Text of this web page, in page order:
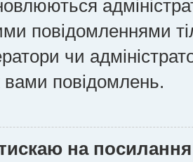
повідомленнями
чи
повідомлень.
на